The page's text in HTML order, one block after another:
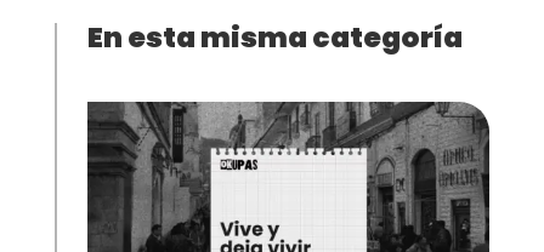
En esta misma categoría